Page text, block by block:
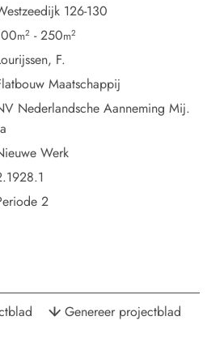
126-130
m2 - 250m2
F.
Maatschappij
Nederlandsche Aanneming Mij.
Werk
2
Genereer projectblad